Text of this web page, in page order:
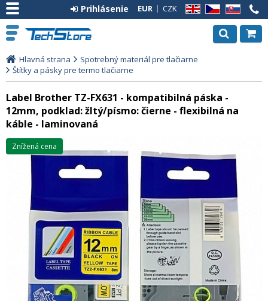
EN CZ SK
EUR CZK
Prihlásenie
Hlavná strana
Spotrebný materiál pre tlačiarne
Štítky a pásky pre termo tlačiarne
Label Brother TZ-FX631 - kompatibilná páska -
12mm, podklad: žltý/písmo: čierne - flexibilná na
káble - laminovaná
Znížená cena